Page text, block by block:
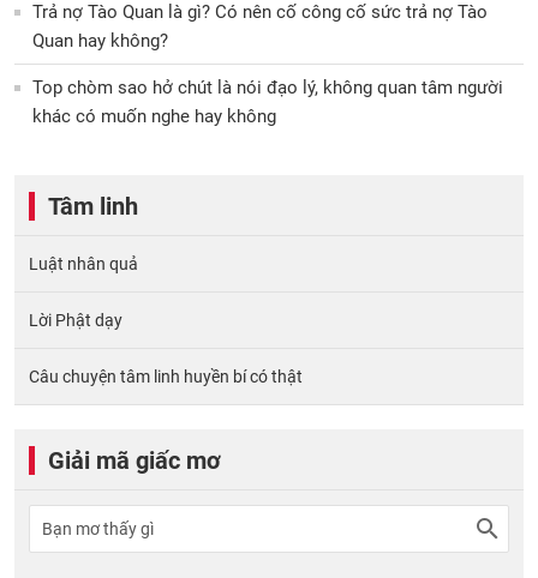
Trả nợ Tào Quan là gì? Có nên cố công cố sức trả nợ Tào
Quan hay không?
Top chòm sao hở chút là nói đạo lý, không quan tâm người
khác có muốn nghe hay không
Tâm linh
Luật nhân quả
Lời Phật dạy
Câu chuyện tâm linh huyền bí có thật
Giải mã giấc mơ